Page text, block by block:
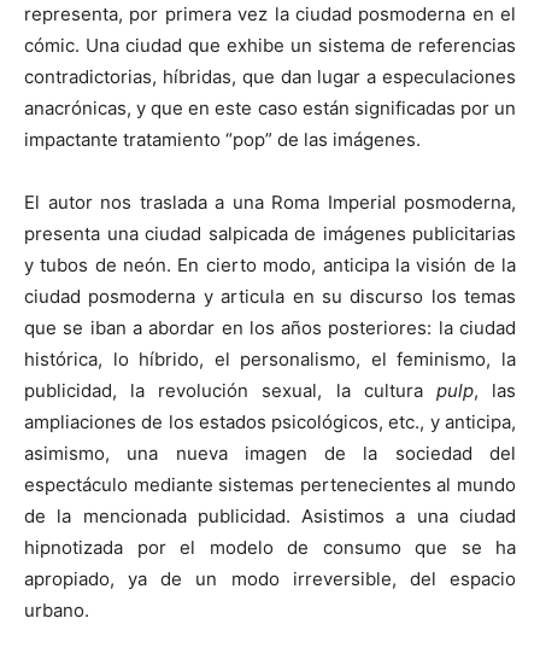
representa, por primera vez la ciudad posmoderna en el
cómic. Una ciudad que exhibe un sistema de referencias
contradictorias, híbridas, que dan lugar a especulaciones
anacrónicas, y que en este caso están significadas por un
impactante tratamiento “pop” de las imágenes.
El autor nos traslada a una Roma Imperial posmoderna,
presenta una ciudad salpicada de imágenes publicitarias
y tubos de neón. En cierto modo, anticipa la visión de la
ciudad posmoderna y articula en su discurso los temas
que se iban a abordar en los años posteriores: la ciudad
histórica, lo híbrido, el personalismo, el feminismo, la
publicidad, la revolución sexual, la cultura pulp, las
ampliaciones de los estados psicológicos, etc., y anticipa,
asimismo, una nueva imagen de la sociedad del
espectáculo mediante sistemas pertenecientes al mundo
de la mencionada publicidad. Asistimos a una ciudad
hipnotizada por el modelo de consumo que se ha
apropiado, ya de un modo irreversible, del espacio
urbano.